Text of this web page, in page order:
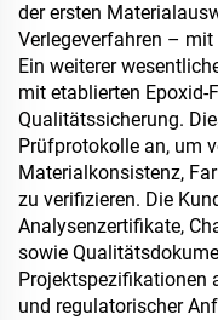
der ersten
Verlegeverfahren –
Ein weiterer
mit etablierten Epoxid-
Qualitätssicherung.
Prüfprotokolle an, um
Materialkonsistenz,
zu verifizieren. Die
Analysenzertifikate,
sowie
Projektspezifikationen
und regulatorischer